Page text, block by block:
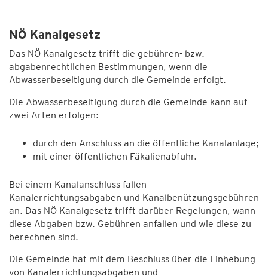
NÖ Kanalgesetz
Das NÖ Kanalgesetz trifft die gebühren- bzw.
abgabenrechtlichen Bestimmungen, wenn die
Abwasserbeseitigung durch die Gemeinde erfolgt.
Die Abwasserbeseitigung durch die Gemeinde kann auf
zwei Arten erfolgen:
durch den Anschluss an die öffentliche Kanalanlage;
mit einer öffentlichen Fäkalienabfuhr.
Bei einem Kanalanschluss fallen
Kanalerrichtungsabgaben und Kanalbenützungsgebühren
an. Das NÖ Kanalgesetz trifft darüber Regelungen, wann
diese Abgaben bzw. Gebühren anfallen und wie diese zu
berechnen sind.
Die Gemeinde hat mit dem Beschluss über die Einhebung
von Kanalerrichtungsabgaben und